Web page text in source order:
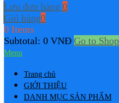
Lưu đơn hàng 0
Giỏ hàng0
0 Items
Subtotal: 0 VNĐ Go to Shop
Menu
Trang chủ
GIỚI THIỆU
DANH MỤC SẢN PHẨM